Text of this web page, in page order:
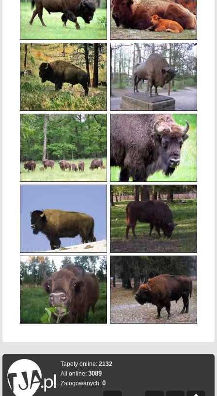
Tapety online: 2132
All online: 3089
Zalogowanych: 0